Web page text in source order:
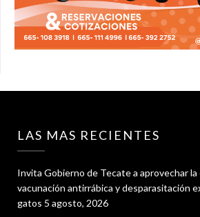
LAS MAS RECIENTES
Invita Gobierno de Tecate a aprovechar
vacunación antirrábica y desparasitación
gatos 5 agosto, 2026